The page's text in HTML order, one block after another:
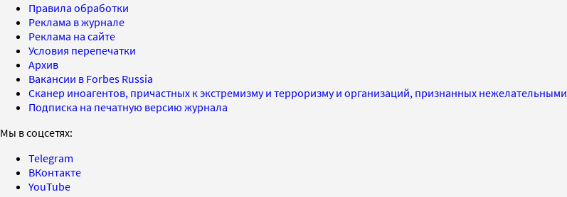
Правила обработки
Реклама в журнале
Реклама на сайте
Условия перепечатки
Архив
Вакансии в Forbes Russia
Сканер иноагентов, причастных к экстремизму и терроризму и организаций, признанных нежелательными
Подписка на печатную версию журнала
Мы в соцсетях:
Telegram
ВКонтакте
YouTube